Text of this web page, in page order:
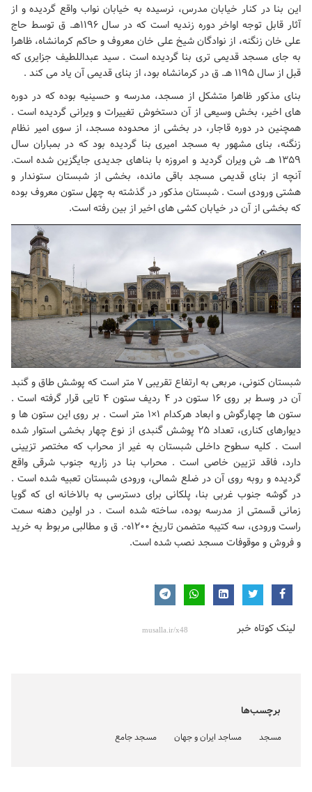
این بنا در کنار خیابان مدرس، نرسیده به خیابان نواب واقع گردیده و از
آثار قابل توجه اواخر دوره زندیه است که در سال ۱۱۹۶هـ. ق توسط حاج
علی خان زنگنه، از نوادگان شیخ علی خان معروف و حاکم کرمانشاه، ظاهرا
به جای مسجد قدیمی تری بنا گردیده است . سید عبداللطیف جزایری که
قبل از سال ۱۱۹۵ هـ. ق در کرمانشاه بود، از بنای قدیمی آن یاد می کند .
بنای مذکور ظاهرا متشکل از مسجد، مدرسه و حسینیه بوده که در دوره
های اخیر، بخش وسیعی از آن دستخوش تغییرات و ویرانی گردیده است .
همچنین در دوره قاجار، در بخشی از محدوده مسجد، از سوی امیر نظام
زنگنه، بنای مشهور به مسجد امیری بنا گردیده بود که در بمباران سال
۱۳۵۹ هـ. ش ویران گردید و امروزه با بناهای جدیدی جایگزین شده است.
آنچه از بنای قدیمی مسجد باقی مانده، بخشی از شبستان ستوندار و
هشتی ورودی است . شبستان مذکور در گذشته به چهل ستون معروف بوده
که بخشی از آن در خیابان کشی های اخیر از بین رفته است.
شبستان کنونی، مربعی به ارتفاع تقریبی ۷ متر است که پوشش طاق و گنبد
آن در وسط بر روی ۱۶ ستون در ۴ ردیف ستون ۴ تایی قرار گرفته است .
ستون ها چهارگوش و ابعاد هرکدام ۱×۱ متر است . بر روی این ستون ها و
دیوارهای کناری، تعداد ۲۵ پوشش گنبدی از نوع چهار بخشی استوار شده
است . کلیه سطوح داخلی شبستان به غیر از محراب که مختصر تزیینی
دارد، فاقد تزیین خاصی است . محراب بنا در زاریه جنوب شرقی واقع
گردیده و روبه روی آن در ضلع شمالی، ورودی شبستان تعبیه شده است .
در گوشه جنوب غربی بنا، پلکانی برای دسترسی به بالاخانه ای که گویا
زمانی قسمتی از مدرسه بوده، ساخته شده است . در اولین دهنه سمت
راست ورودی، سه کتیبه متضمن تاریخ ۱۲۰۰ه-. ق و مطالبی مربوط به خرید
و فروش و موقوفات مسجد نصب شده است.
لینک کوتاه خبر
برچسب‌ها
مسجد مساجد ایران و جهان مسجد جامع